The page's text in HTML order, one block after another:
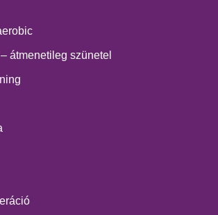
átmenetileg szünetel